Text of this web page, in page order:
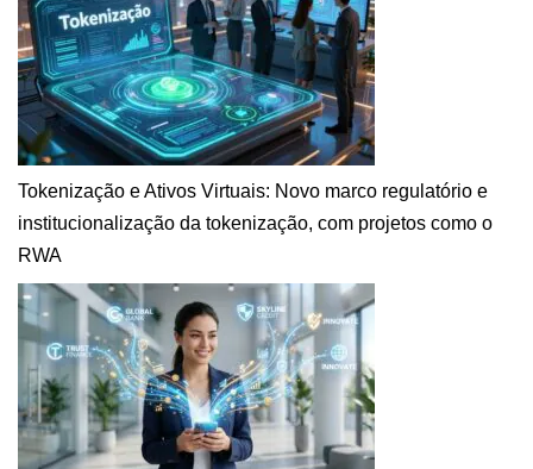
Tokenização e Ativos Virtuais: Novo marco regulatório e
institucionalização da tokenização, com projetos como o
RWA